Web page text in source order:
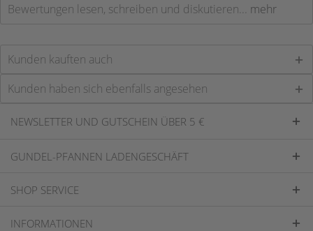
Bewertungen lesen, schreiben und diskutieren... mehr
Kunden kauften auch
Kunden haben sich ebenfalls angesehen
NEWSLETTER UND GUTSCHEIN ÜBER 5 €
GUNDEL-PFANNEN LADENGESCHÄFT
SHOP SERVICE
INFORMATIONEN